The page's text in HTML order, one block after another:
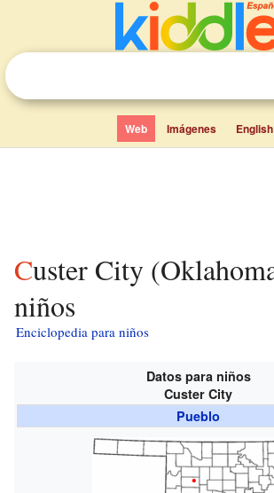
Web Imágenes English
Custer City (Oklahoma) para
niños
Enciclopedia para niños
Datos para niños
Custer City
Pueblo